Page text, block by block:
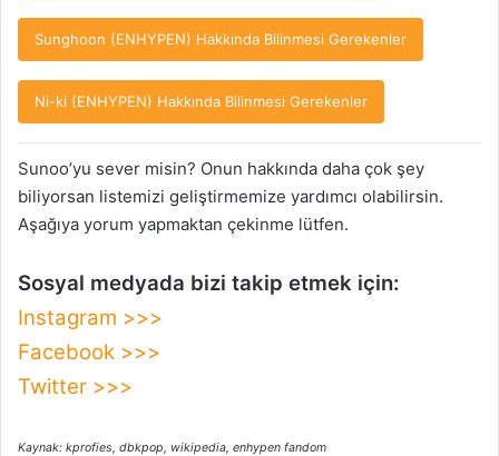
Sunghoon (ENHYPEN) Hakkında Bilinmesi Gerekenler
Ni-ki (ENHYPEN) Hakkında Bilinmesi Gerekenler
Sunoo’yu sever misin? Onun hakkında daha çok şey
biliyorsan listemizi geliştirmemize yardımcı olabilirsin.
Aşağıya yorum yapmaktan çekinme lütfen.
Sosyal medyada bizi takip etmek için:
Instagram >>>
Facebook >>>
Twitter >>>
Kaynak: kprofies, dbkpop, wikipedia, enhypen fandom